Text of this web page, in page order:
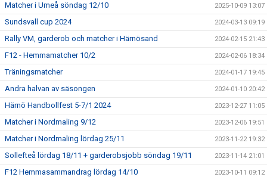
Matcher i Umeå söndag 12/10 2025-10-09 13:07
Sundsvall cup 2024 2024-03-13 09:19
Rally VM, garderob och matcher i Härnösand 2024-02-15 21:43
F12 - Hemmamatcher 10/2 2024-02-06 18:34
Träningsmatcher 2024-01-17 19:45
Andra halvan av säsongen 2024-01-10 20:42
Härnö Handbollfest 5-7/1 2024 2023-12-27 11:05
Matcher i Nordmaling 9/12 2023-12-06 19:51
Matcher i Nordmaling lördag 25/11 2023-11-22 19:32
Sollefteå lördag 18/11 + garderobsjobb söndag 19/11 2023-11-14 21:01
F12 Hemmasammandrag lördag 14/10 2023-10-11 09:12